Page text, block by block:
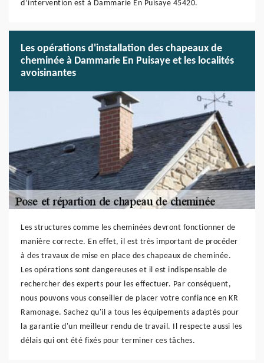
d’intervention est à Dammarie En Puisaye 45420.
Les opérations d'installation des chapeaux de
cheminée à Dammarie En Puisaye et les localités
avoisinantes
Les structures comme les cheminées devront fonctionner de
manière correcte. En effet, il est très important de procéder
à des travaux de mise en place des chapeaux de cheminée.
Les opérations sont dangereuses et il est indispensable de
rechercher des experts pour les effectuer. Par conséquent,
nous pouvons vous conseiller de placer votre confiance en KR
Ramonage. Sachez qu'il a tous les équipements adaptés pour
la garantie d'un meilleur rendu de travail. Il respecte aussi les
délais qui ont été fixés pour terminer ces tâches.